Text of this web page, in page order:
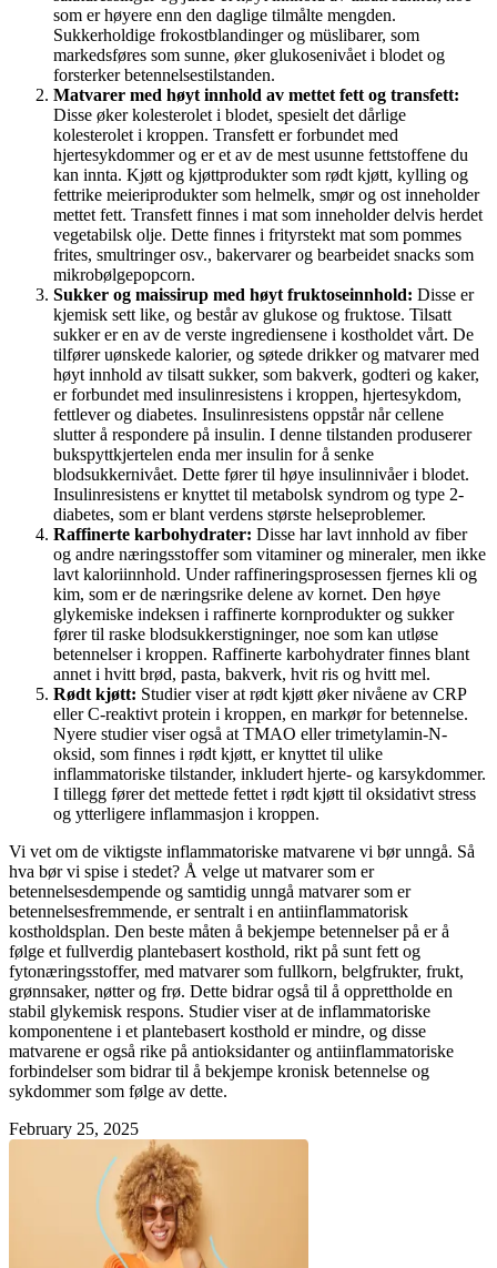
som er høyere enn den daglige tilmålte mengden.
Sukkerholdige frokostblandinger og müslibarer, som
markedsføres som sunne, øker glukosenivået i blodet og
forsterker betennelsestilstanden.
Matvarer med høyt innhold av mettet fett og transfett:
Disse øker kolesterolet i blodet, spesielt det dårlige
kolesterolet i kroppen. Transfett er forbundet med
hjertesykdommer og er et av de mest usunne fettstoffene du
kan innta. Kjøtt og kjøttprodukter som rødt kjøtt, kylling og
fettrike meieriprodukter som helmelk, smør og ost inneholder
mettet fett. Transfett finnes i mat som inneholder delvis herdet
vegetabilsk olje. Dette finnes i frityrstekt mat som pommes
frites, smultringer osv., bakervarer og bearbeidet snacks som
mikrobølgepopcorn.
Sukker og maissirup med høyt fruktoseinnhold: Disse er
kjemisk sett like, og består av glukose og fruktose. Tilsatt
sukker er en av de verste ingrediensene i kostholdet vårt. De
tilfører uønskede kalorier, og søtede drikker og matvarer med
høyt innhold av tilsatt sukker, som bakverk, godteri og kaker,
er forbundet med insulinresistens i kroppen, hjertesykdom,
fettlever og diabetes. Insulinresistens oppstår når cellene
slutter å respondere på insulin. I denne tilstanden produserer
bukspyttkjertelen enda mer insulin for å senke
blodsukkernivået. Dette fører til høye insulinnivåer i blodet.
Insulinresistens er knyttet til metabolsk syndrom og type 2-
diabetes, som er blant verdens største helseproblemer.
Raffinerte karbohydrater: Disse har lavt innhold av fiber
og andre næringsstoffer som vitaminer og mineraler, men ikke
lavt kaloriinnhold. Under raffineringsprosessen fjernes kli og
kim, som er de næringsrike delene av kornet. Den høye
glykemiske indeksen i raffinerte kornprodukter og sukker
fører til raske blodsukkerstigninger, noe som kan utløse
betennelser i kroppen. Raffinerte karbohydrater finnes blant
annet i hvitt brød, pasta, bakverk, hvit ris og hvitt mel.
Rødt kjøtt: Studier viser at rødt kjøtt øker nivåene av CRP
eller C-reaktivt protein i kroppen, en markør for betennelse.
Nyere studier viser også at TMAO eller trimetylamin-N-
oksid, som finnes i rødt kjøtt, er knyttet til ulike
inflammatoriske tilstander, inkludert hjerte- og karsykdommer.
I tillegg fører det mettede fettet i rødt kjøtt til oksidativt stress
og ytterligere inflammasjon i kroppen.
Vi vet om de viktigste inflammatoriske matvarene vi bør unngå. Så
hva bør vi spise i stedet? Å velge ut matvarer som er
betennelsesdempende og samtidig unngå matvarer som er
betennelsesfremmende, er sentralt i en antiinflammatorisk
kostholdsplan. Den beste måten å bekjempe betennelser på er å
følge et fullverdig plantebasert kosthold, rikt på sunt fett og
fytonæringsstoffer, med matvarer som fullkorn, belgfrukter, frukt,
grønnsaker, nøtter og frø. Dette bidrar også til å opprettholde en
stabil glykemisk respons. Studier viser at de inflammatoriske
komponentene i et plantebasert kosthold er mindre, og disse
matvarene er også rike på antioksidanter og antiinflammatoriske
forbindelser som bidrar til å bekjempe kronisk betennelse og
sykdommer som følge av dette.
February 25, 2025